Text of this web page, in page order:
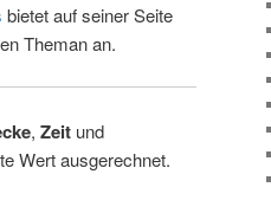
bietet auf seiner Seite
Theman an.
, Zeit und
Wert ausgerechnet.